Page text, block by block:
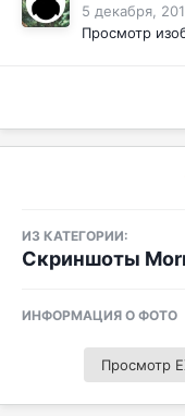
5 декабря,
Просмотр
ИЗ КАТЕГОРИИ:
Скриншоты
ИНФОРМАЦИЯ О ФОТО
Просмотр